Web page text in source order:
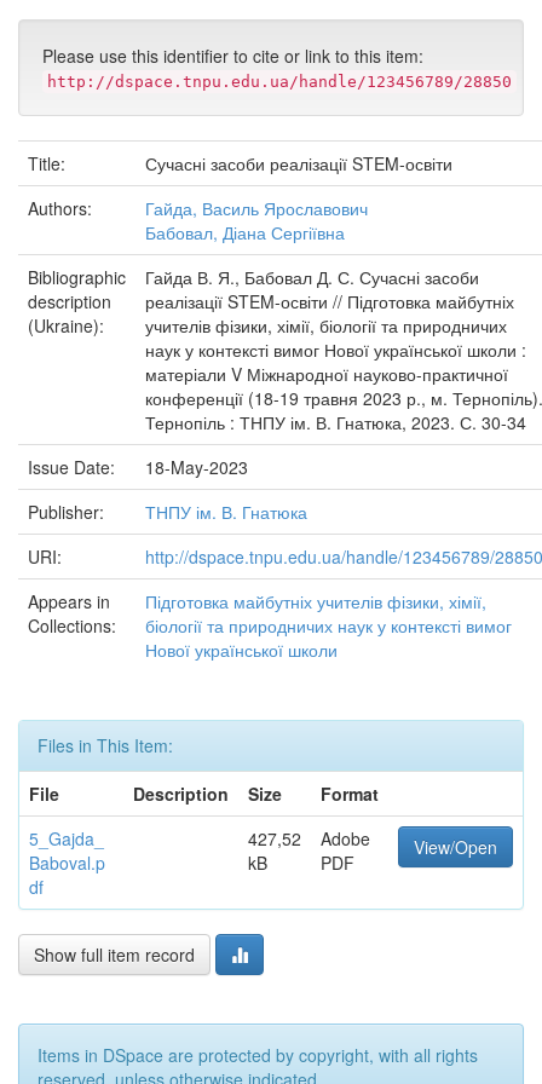
Please use this identifier to cite or link to this item:
http://dspace.tnpu.edu.ua/handle/123456789/28850
Title:
Сучасні засоби реалізації STEM-освіти
Authors:
Гайда, Василь Ярославович
Бабовал, Діана Сергіївна
Bibliographic
description
(Ukraine):
Гайда В. Я., Бабовал Д. С. Сучасні засоби
реалізації STEM-освіти // Підготовка майбутніх
учителів фізики, хімії, біології та природничих
наук у контексті вимог Нової української школи :
матеріали V Міжнародної науково-практичної
конференції (18-19 травня 2023 р., м. Тернопіль).
Тернопіль : ТНПУ ім. В. Гнатюка, 2023. С. 30-34
Issue Date:
18-May-2023
Publisher:
ТНПУ ім. В. Гнатюка
URI:
http://dspace.tnpu.edu.ua/handle/123456789/28850
Appears in
Collections:
Підготовка майбутніх учителів фізики, хімії,
біології та природничих наук у контексті вимог
Нової української школи
Files in This Item:
File
Description Size
Format
5_Gajda_
Baboval.p
df
427,52
kB
Adobe
PDF
View/Open
Show full item record
Items in DSpace are protected by copyright, with all rights
reserved, unless otherwise indicated.